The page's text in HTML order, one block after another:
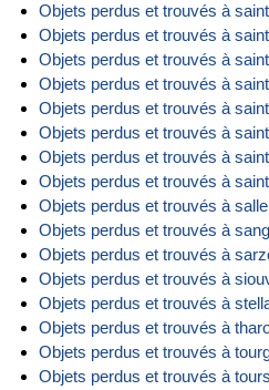
Objets perdus et trouvés à
Objets perdus et trouvés à
Objets perdus et trouvés à
Objets perdus et trouvés à
Objets perdus et trouvés à
Objets perdus et trouvés à
Objets perdus et trouvés à
Objets perdus et trouvés à
Objets perdus et trouvés à
Objets perdus et trouvés à
Objets perdus et trouvés à
Objets perdus et trouvés à
Objets perdus et trouvés à
Objets perdus et trouvés à
Objets perdus et trouvés à
Objets perdus et trouvés à tours